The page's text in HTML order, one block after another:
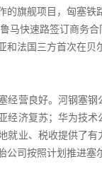
的旗舰项目，匈塞
马快速路签订商务
和法国三方首次在贝
经营良好。河钢塞
经济复苏；华为技
就业、税收提供了
公司按照计划推进塞